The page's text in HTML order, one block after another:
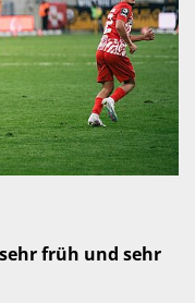
früh und sehr